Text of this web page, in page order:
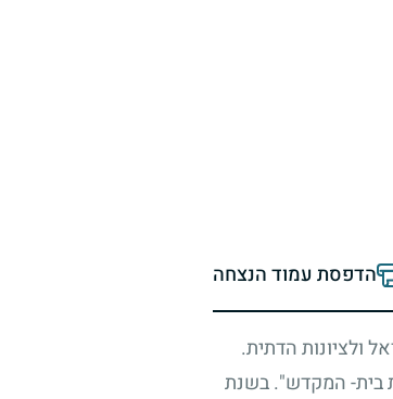
הדפסת עמוד הנצחה
ולציונות הדתית.
בית- המקדש". בשנת